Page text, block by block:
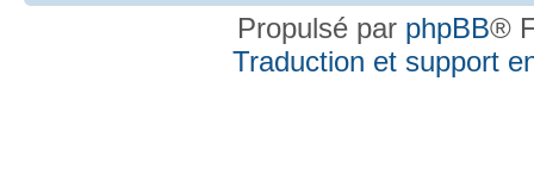
Propulsé par phpBB®
Traduction et support